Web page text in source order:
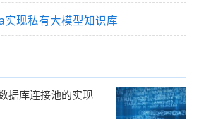
现私有大模型知识库
据库连接池的实现